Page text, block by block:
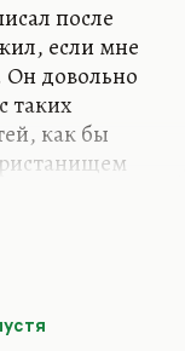
после
если мне
Он довольно
таких
как бы
У
«Какая у вас
для научной
творения» –